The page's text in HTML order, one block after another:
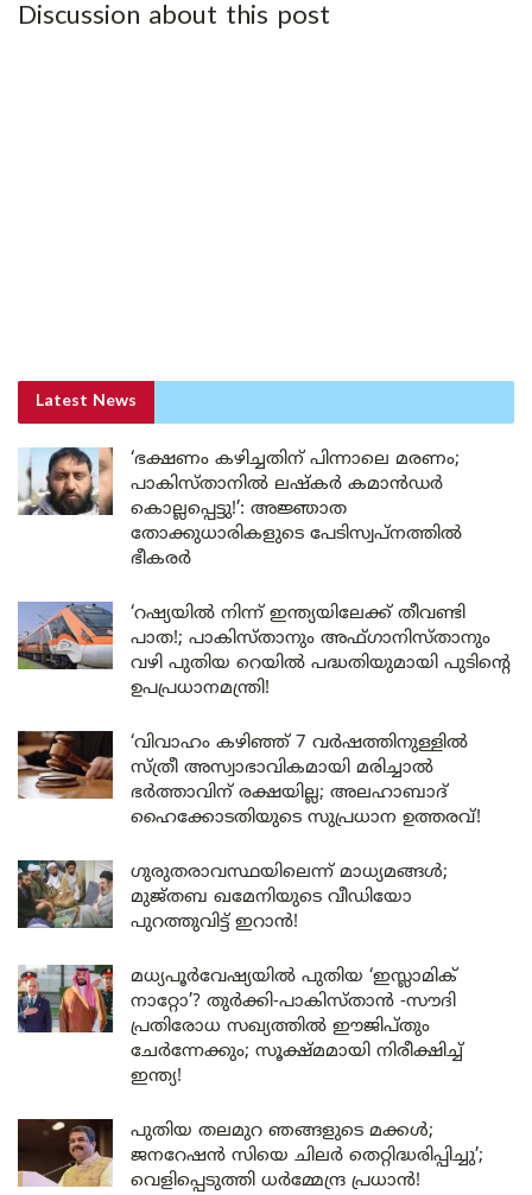
Discussion about this post
Latest News
‘ഭക്ഷണം കഴിച്ചതിന് പിന്നാലെ മരണം;
പാകിസ്താനിൽ ലഷ്കർ കമാൻഡർ
കൊല്ലപ്പെട്ടു!’: അജ്ഞാത
തോക്കുധാരികളുടെ പേടിസ്വപ്നത്തിൽ
ഭീകരർ
‘റഷ്യയിൽ നിന്ന് ഇന്ത്യയിലേക്ക് തീവണ്ടി
പാത!; പാകിസ്താനും അഫ്ഗാനിസ്താനും
വഴി പുതിയ റെയിൽ പദ്ധതിയുമായി പുടിന്റെ
ഉപപ്രധാനമന്ത്രി!
‘വിവാഹം കഴിഞ്ഞ് 7 വർഷത്തിനുള്ളിൽ
സ്ത്രീ അസ്വാഭാവികമായി മരിച്ചാൽ
ഭർത്താവിന് രക്ഷയില്ല; അലഹാബാദ്
ഹൈക്കോടതിയുടെ സുപ്രധാന ഉത്തരവ്!
ഗുരുതരാവസ്ഥയിലെന്ന് മാധ്യമങ്ങൾ;
മുജ്തബ ഖമേനിയുടെ വീഡിയോ
പുറത്തുവിട്ട് ഇറാൻ!
മധ്യപൂർവേഷ്യയിൽ പുതിയ ‘ഇസ്ലാമിക്
നാറ്റോ’? തുർക്കി-പാകിസ്താൻ -സൗദി
പ്രതിരോധ സഖ്യത്തിൽ ഈജിപ്തും
ചേർന്നേക്കും; സൂക്ഷ്മമായി നിരീക്ഷിച്ച്
ഇന്ത്യ!
പുതിയ തലമുറ ഞങ്ങളുടെ മക്കൾ;
ജനറേഷൻ സിയെ ചിലർ തെറ്റിദ്ധരിപ്പിച്ചു’;
വെളിപ്പെടുത്തി ധർമ്മേന്ദ്ര പ്രധാൻ!